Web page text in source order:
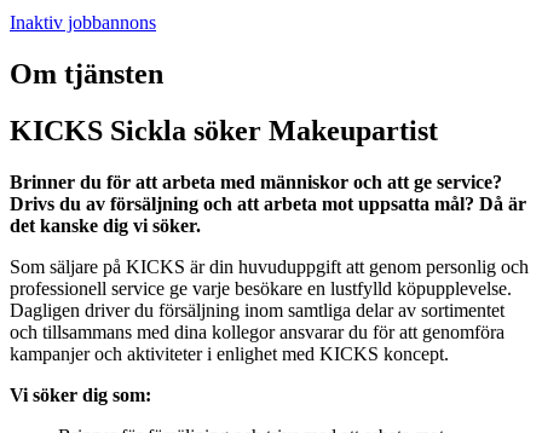
Inaktiv jobbannons
Om tjänsten
KICKS Sickla söker Makeupartist
Brinner du för att arbeta med människor och att ge service?
Drivs du av försäljning och att arbeta mot uppsatta mål? Då är
det kanske dig vi söker.
Som säljare på KICKS är din huvuduppgift att genom personlig och
professionell service ge varje besökare en lustfylld köpupplevelse.
Dagligen driver du försäljning inom samtliga delar av sortimentet
och tillsammans med dina kollegor ansvarar du för att genomföra
kampanjer och aktiviteter i enlighet med KICKS koncept.
Vi söker dig som: